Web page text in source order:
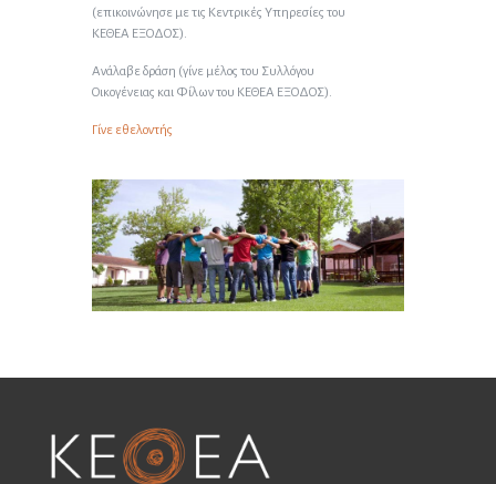
(επικοινώνησε με τις Κεντρικές Υπηρεσίες του
ΚΕΘΕΑ ΕΞΟΔΟΣ).
Ανάλαβε δράση (γίνε μέλος του Συλλόγου
Οικογένειας και Φίλων του ΚΕΘΕΑ ΕΞΟΔΟΣ).
Γίνε εθελοντής